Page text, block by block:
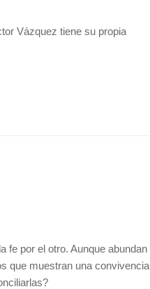
Vázquez tiene su propia
fe por el otro. Aunque abundan
que muestran una convivencia